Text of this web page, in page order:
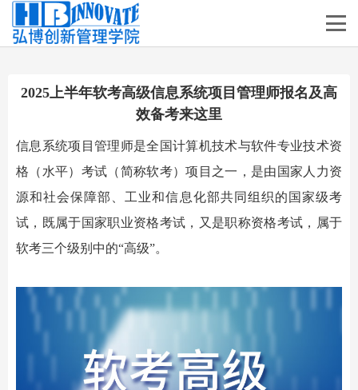
2025上半年软考高级信息系统项目管理师报名及高
效备考来这里
信息系统项目管理师是全国计算机技术与软件专业技术资
格（水平）考试（简称软考）项目之一，是由国家人力资
源和社会保障部、工业和信息化部共同组织的国家级考
试，既属于国家职业资格考试，又是职称资格考试，属于
软考三个级别中的“高级”。